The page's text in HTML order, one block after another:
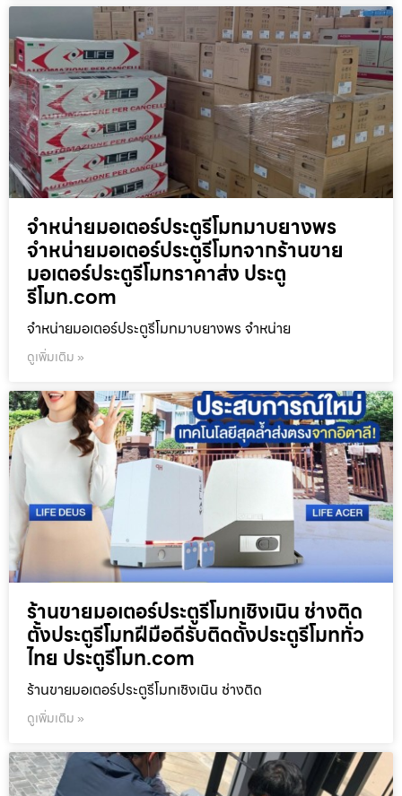
จำหน่ายมอเตอร์ประตูรีโมทมาบยางพร
จำหน่ายมอเตอร์ประตูรีโมทจากร้านขาย
มอเตอร์ประตูรีโมทราคาส่ง ประตู
รีโมท.com
จำหน่ายมอเตอร์ประตูรีโมทมาบยางพร จำหน่าย
ดูเพิ่มเติม »
ร้านขายมอเตอร์ประตูรีโมทเชิงเนิน ช่างติด
ตั้งประตูรีโมทฝีมือดีรับติดตั้งประตูรีโมททั่ว
ไทย ประตูรีโมท.com
ร้านขายมอเตอร์ประตูรีโมทเชิงเนิน ช่างติด
ดูเพิ่มเติม »